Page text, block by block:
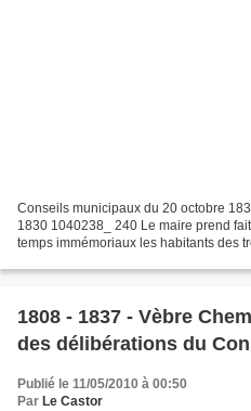
Conseils municipaux du 20 octobre
1830 1040238_ 240 Le maire prend
temps immémoriaux les habitants des
1808 - 1837 - Vèbre
des délibérations du
Publié le 11/05/2010 à 00:50
Par Le Castor